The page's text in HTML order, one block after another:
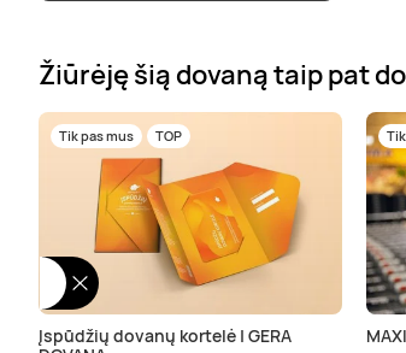
Žiūrėję šią dovaną taip pat
Tik pas mus TOP
Įspūdžių dovanų kortelė | GERA